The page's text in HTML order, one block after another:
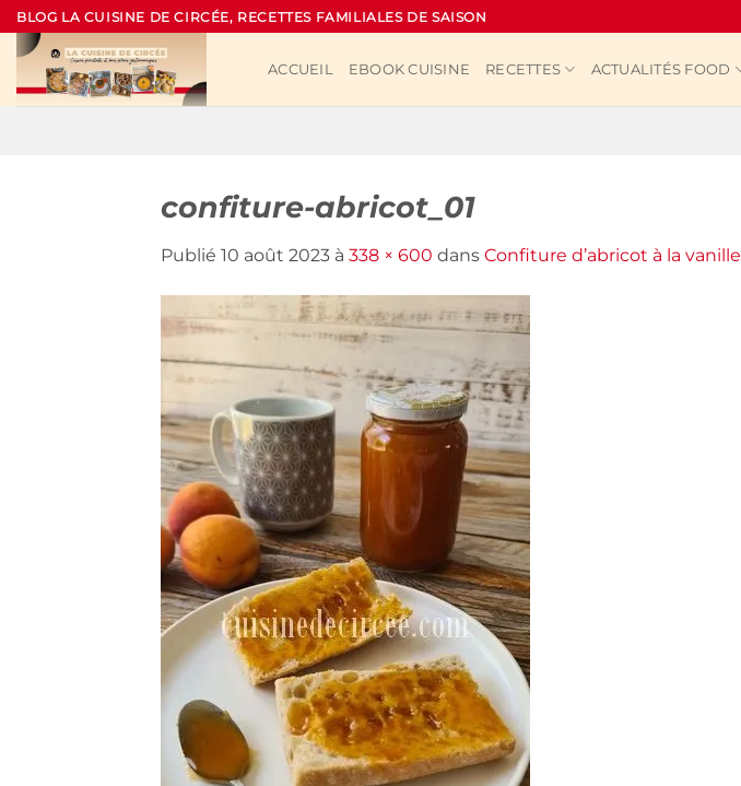
Passer
au
contenu
BLOG LA CUISINE DE CIRCÉE, RECETTES FAMILIALES DE SAISON
ACCUEIL EBOOK CUISINE RECETTES ACTUALITÉS FOOD
confiture-abricot_01
Publié 10 août 2023 à 338 × 600 dans Confiture d’abricot à la vanille